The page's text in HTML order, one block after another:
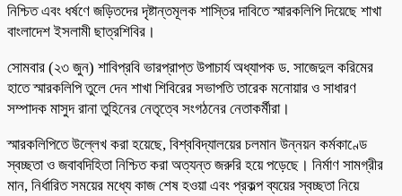
নিশ্চিত এবং ধর্ষণে জড়িতদের দৃষ্টান্তমূলক শাস্তির দাবিতে স্মারকলিপি দিয়েছে শাখা
বাংলাদেশ ইসলামী ছাত্রশিবির।
সোমবার (২৩ জুন) শাবিপ্রবি ভারপ্রাপ্ত উপাচার্য অধ্যাপক ড. সাজেদুল করিমের
হাতে স্মারকলিপি তুলে দেন শাখা শিবিরের সভাপতি তারেক মনোয়ার ও সাধারণ
সম্পাদক মাসুদ রানা তুহিনের নেতৃত্বে সংগঠনের নেতাকর্মীরা।
স্মারকলিপিতে উল্লেখ করা হয়েছে, বিশ্ববিদ্যালয়ের চলমান উন্নয়ন কর্মকাণ্ডে
স্বচ্ছতা ও জবাবদিহিতা নিশ্চিত করা অত্যন্ত জরুরি হয়ে পড়েছে। নির্মাণ সামগ্রীর
মান, নির্ধারিত সময়ের মধ্যে কাজ শেষ হওয়া এবং প্রকল্প ব্যয়ের স্বচ্ছতা নিয়ে